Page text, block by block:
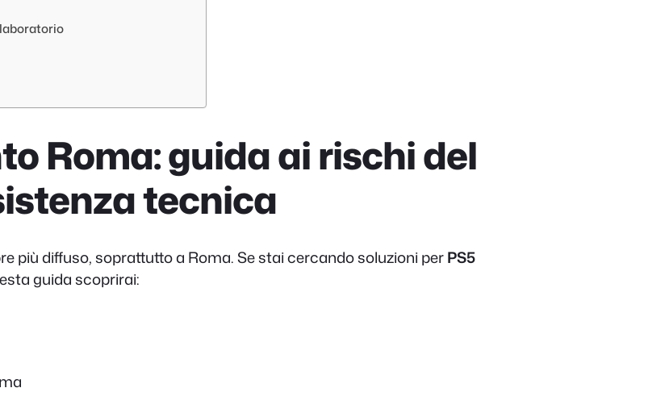
Roma: guida ai rischi del
tecnica
più diffuso, soprattutto a Roma. Se stai cercando soluzioni perPS5
guida scoprirai: